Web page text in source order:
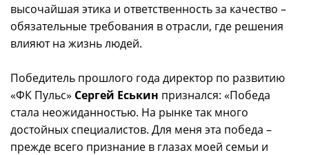
высочайшая этика и ответственность за качество –
обязательные требования в отрасли, где решения
влияют на жизнь людей.
Победитель прошлого года директор по развитию
«ФК Пульс» Сергей Еськин признался: «Победа
стала неожиданностью. На рынке так много
достойных специалистов. Для меня эта победа –
прежде всего признание в глазах моей семьи и